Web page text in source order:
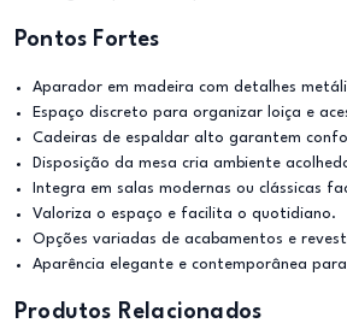
Pontos Fortes
Aparador em madeira com detalhes
Espaço discreto para organizar loiça e
Cadeiras de espaldar alto garantem
Disposição da mesa cria ambiente
Integra em salas modernas ou clássicas
Valoriza o espaço e facilita o quotidiano.
Opções variadas de acabamentos e
Aparência elegante e contemporânea
Produtos Relacionados